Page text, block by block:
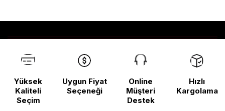
Yüksek
Kaliteli
Seçim
Uygun Fiyat
Seçeneği
Online
Müşteri
Destek
Hızlı
Kargolama